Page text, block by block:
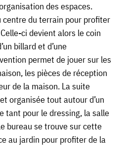
des espaces.
centre du terrain pour profiter
ci devient alors le coin
billard et d’une
permet de jouer sur les
les pièces de réception
de la maison. La suite
organisée tout autour d’un
tant pour le dressing, la salle
bureau se trouve sur cette
au jardin pour profiter de la